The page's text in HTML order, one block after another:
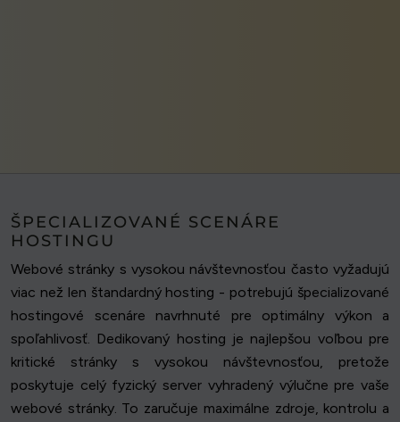
ŠPECIALIZOVANÉ SCENÁRE
HOSTINGU
Webové stránky s vysokou návštevnosťou často vyžadujú
viac než len štandardný hosting - potrebujú špecializované
hostingové scenáre navrhnuté pre optimálny výkon a
spoľahlivosť. Dedikovaný hosting je najlepšou voľbou pre
kritické stránky s vysokou návštevnosťou, pretože
poskytuje celý fyzický server vyhradený výlučne pre vaše
webové stránky. To zaručuje maximálne zdroje, kontrolu a